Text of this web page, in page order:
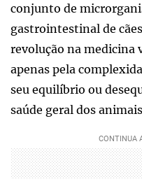
conjunto de
gastrointestinal de
revolução na medicina
apenas pela
seu equilíbrio ou
saúde geral dos